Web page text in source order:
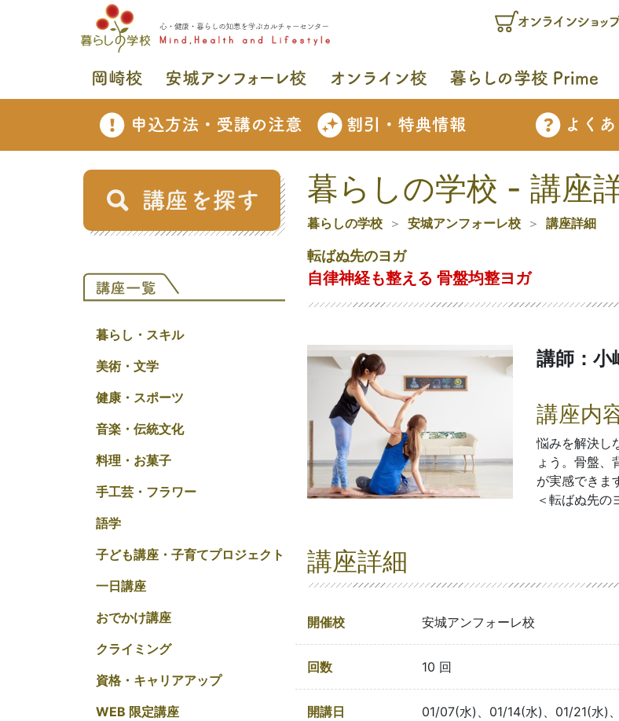
暮らし・スキル
美術・文学
健康・スポーツ
音楽・伝統文化
料理・お菓子
手工芸・フラワー
語学
子ども講座・子育てプロジェクト
一日講座
おでかけ講座
クライミング
資格・キャリアアップ
WEB 限定講座
暮らしの学校 - 講座
暮らしの学校 安城アンフォーレ校 講座詳細
転ばぬ先のヨガ
自律神経も整える 骨盤均整ヨガ
講師：小
講座内
悩みを解決し
ょう。骨盤、
が実感できま
＜転ばぬ先の
講座詳細
開催校 安城アンフォーレ校
回数 10 回
開講日
01/07(水)、01/14(水)、01/21(水